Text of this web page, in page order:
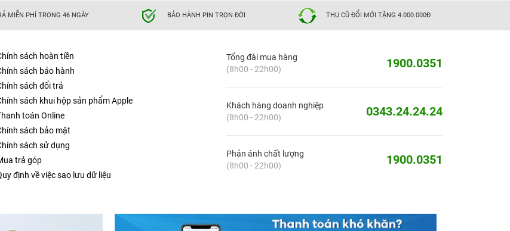
MIỄN PHÍ TRONG 46 NGÀY BẢO HÀNH PIN TRỌN ĐỜI THU CŨ ĐỔI MỚI TẶNG 4.000.000Đ
sách hoàn tiền
sách bảo hành
sách đổi trả
sách khui hộp sản phẩm Apple
toán Online
sách bảo mật
sách sử dụng
trả góp
định về việc sao lưu dữ liệu
Tổng đài mua hàng
(8h00 - 22h00)
1900.0351
Khách hàng doanh nghiệp
(8h00 - 22h00)
0343.24.24.24
Phản ánh chất lượng
(8h00 - 22h00)
1900.0351